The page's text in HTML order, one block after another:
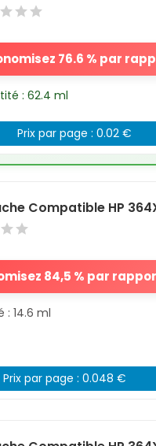
76.6 % par
: 62.4 ml
Prix par page : 0.02 €
Compatible HP
84,5 % par
: 14.6 ml
Prix par page : 0.048 €